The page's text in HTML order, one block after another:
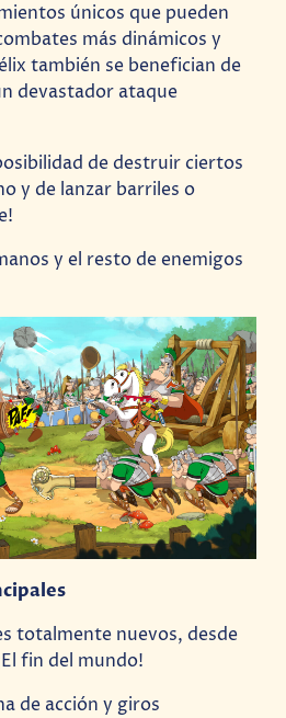
únicos que pueden
más dinámicos y
también se benefician de
devastador ataque
de destruir ciertos
y de lanzar barriles o
y el resto de enemigos
totalmente nuevos, desde
fin del mundo!
de acción y giros